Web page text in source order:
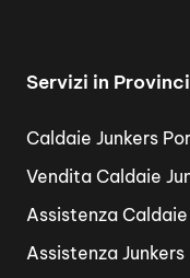
Servizi in
Caldaie Junkers
Vendita Caldaie
Assistenza
Assistenza Junkers